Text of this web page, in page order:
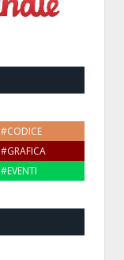
#CODICE
#GRAFICA
#EVENTI